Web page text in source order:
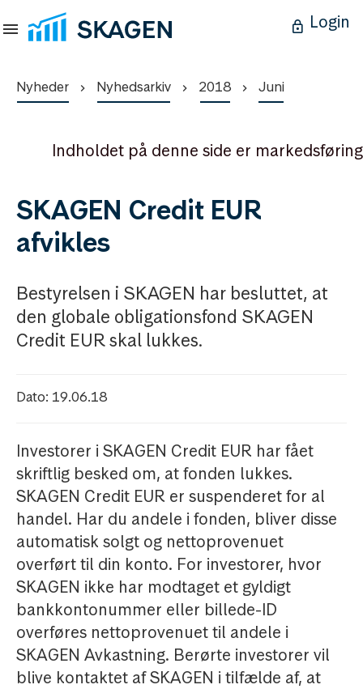
Login
Nyheder Nyhedsarkiv 2018 Juni
Indholdet på denne side er markedsføring
SKAGEN Credit EUR
afvikles
Bestyrelsen i SKAGEN har besluttet, at
den globale obligationsfond SKAGEN
Credit EUR skal lukkes.
Dato: 19.06.18
Investorer i SKAGEN Credit EUR har fået
skriftlig besked om, at fonden lukkes.
SKAGEN Credit EUR er suspenderet for al
handel. Har du andele i fonden, bliver disse
automatisk solgt og nettoprovenuet
overført til din konto. For investorer, hvor
SKAGEN ikke har modtaget et gyldigt
bankkontonummer eller billede-ID
overføres nettoprovenuet til andele i
SKAGEN Avkastning. Berørte investorer vil
blive kontaktet af SKAGEN i tilfælde af, at